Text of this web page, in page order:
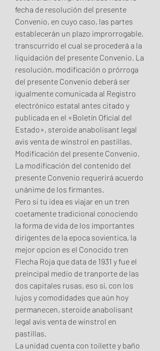
fecha de resolución del presente
Convenio, en cuyo caso, las partes
establecerán un plazo improrrogable,
transcurrido el cual se procederá a la
liquidación del presente Convenio. La
resolución, modificación o prórroga
del presente Convenio deberá ser
igualmente comunicada al Registro
electrónico estatal antes citado y
publicada en el «Boletín Oficial del
Estado», steroide anabolisant legal
avis venta de winstrol en pastillas.
Modificación del presente Convenio.
La modificación del contenido del
presente Convenio requerirá acuerdo
unánime de los firmantes.
Pero si tu idea es viajar en un tren
coetamente tradicional conociendo
la forma de vida de los importantes
dirigentes de la epoca sovientica, la
mejor opcion es el Conocido tren
Flecha Roja que data de 1931 y fue el
preincipal medio de tranporte de las
dos capitales rusas, eso sí, con los
lujos y comodidades que aún hoy
permanecen, steroide anabolisant
legal avis venta de winstrol en
pastillas.
La unidad cuenta con toilette y baño